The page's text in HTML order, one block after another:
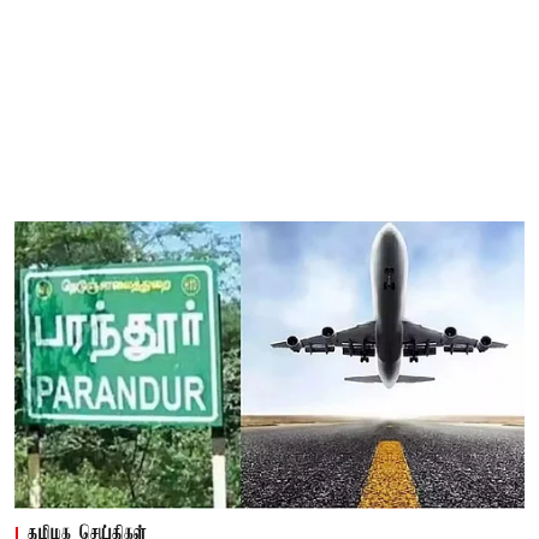
தமிழக செய்திகள்